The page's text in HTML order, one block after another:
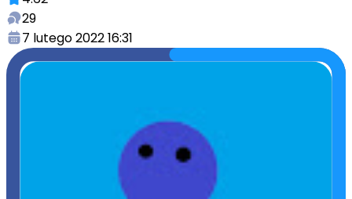
29
7 lutego 2022 16:31